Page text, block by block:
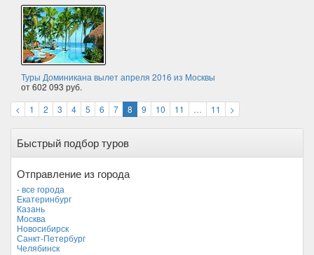
Туры Доминикана вылет апреля 2016 из Москвы
от 602 093 руб.
<
1 2 3 4 5 6 7 8 9 10 11 11 >
Быстрый подбор туров
Отправление из города
- все города
Екатеринбург
Казань
Москва
Новосибирск
Санкт-Петербург
Челябинск